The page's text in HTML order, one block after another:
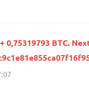
0,75319793 BTC.